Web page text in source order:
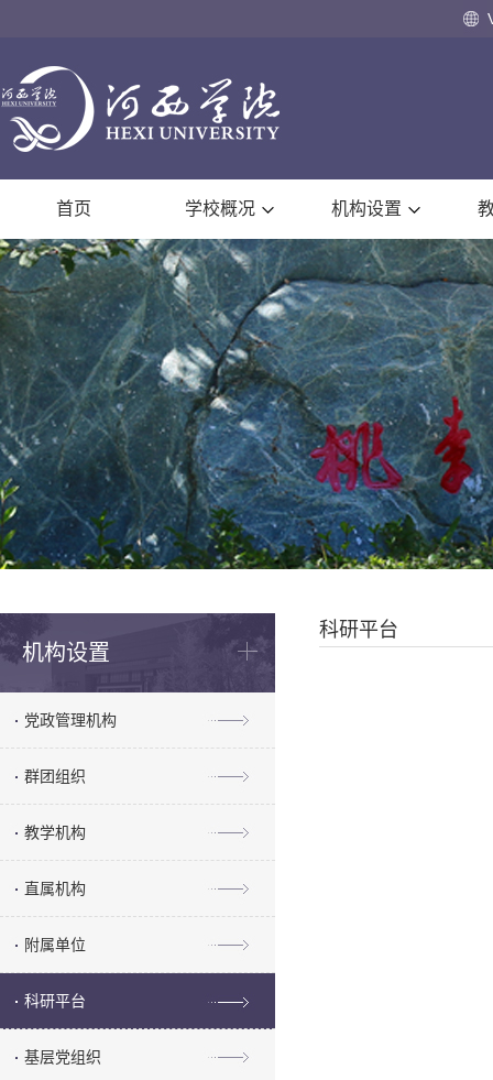
首页 学校概况 机构设置
机构设置
党政管理机构
群团组织
教学机构
直属机构
附属单位
科研平台
基层党组织
科研平台